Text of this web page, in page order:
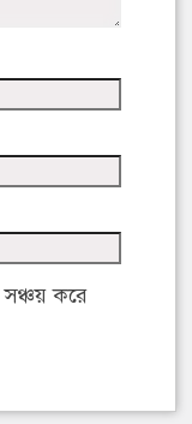
করে